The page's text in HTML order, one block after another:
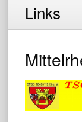
Links